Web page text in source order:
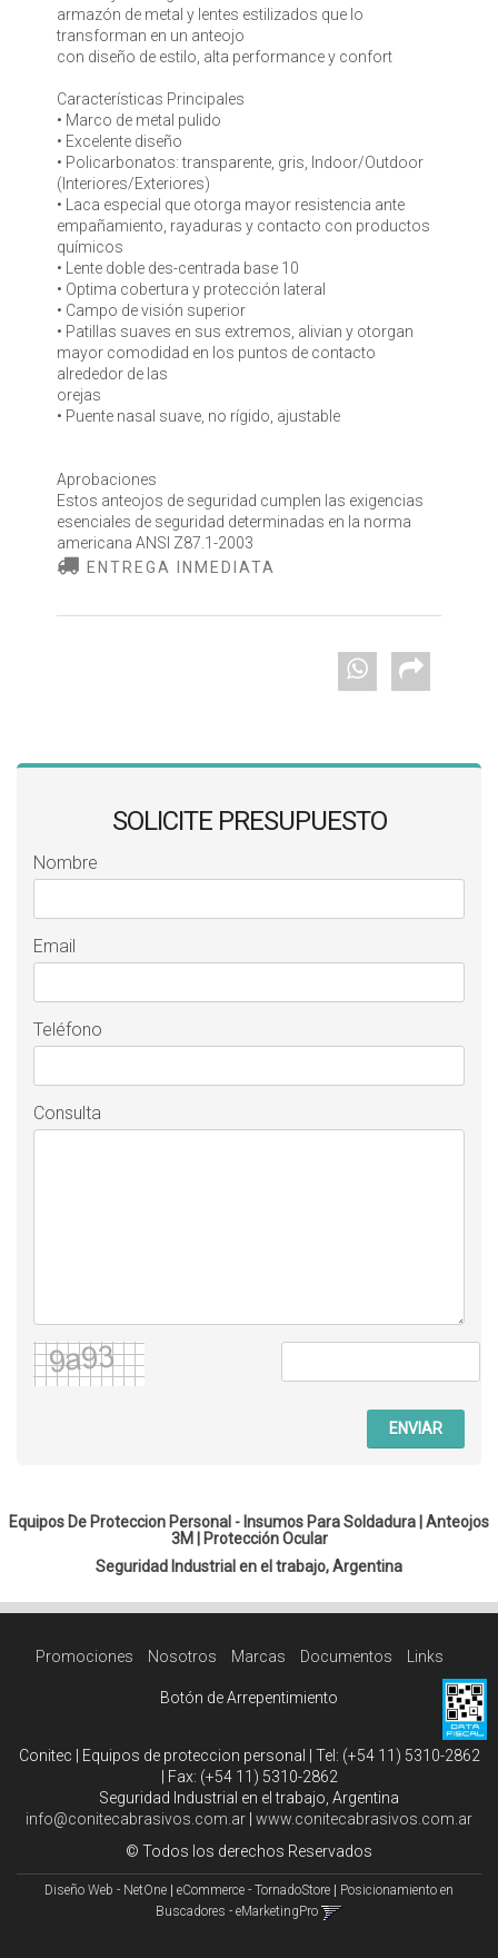
armazón de metal y lentes estilizados que lo
transforman en un anteojo
con diseño de estilo, alta performance y confort
Características Principales
• Marco de metal pulido
• Excelente diseño
• Policarbonatos: transparente, gris, Indoor/Outdoor
(Interiores/Exteriores)
• Laca especial que otorga mayor resistencia ante
empañamiento, rayaduras y contacto con productos
químicos
• Lente doble des-centrada base 10
• Optima cobertura y protección lateral
• Campo de visión superior
• Patillas suaves en sus extremos, alivian y otorgan
mayor comodidad en los puntos de contacto
alrededor de las
orejas
• Puente nasal suave, no rígido, ajustable
Aprobaciones
Estos anteojos de seguridad cumplen las exigencias
esenciales de seguridad determinadas en la norma
americana ANSI Z87.1-2003
ENTREGA INMEDIATA
SOLICITE PRESUPUESTO
Nombre
Email
Teléfono
Consulta
ENVIAR
Equipos De Proteccion Personal - Insumos Para Soldadura | Anteojos
3M
Protección Ocular
Seguridad Industrial en el trabajo, Argentina
Promociones Nosotros Marcas Documentos Links
Botón de Arrepentimiento
Conitec | Equipos de proteccion personal | Tel: (+54 11) 5310-2862
| Fax: (+54 11) 5310-2862
Seguridad Industrial en el trabajo, Argentina
info@conitecabrasivos.com.ar www.conitecabrasivos.com.ar
© Todos los derechos Reservados
Diseño Web - NetOne eCommerce - TornadoStore
Posicionamiento en
Buscadores - eMarketingPro